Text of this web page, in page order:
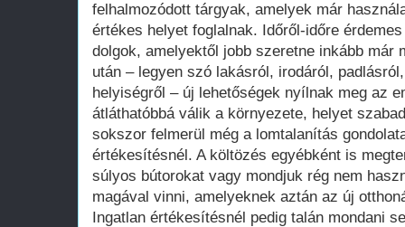
felhalmozódott tárgyak, amelyek már
értékes helyet foglalnak. Időről-időre
dolgok, amelyektől jobb szeretne inkább már
után – legyen szó lakásról, irodáról,
helyiségről – új lehetőségek nyílnak meg az
átláthatóbbá válik a környezete, helyet
sokszor felmerül még a lomtalanítás
értékesítésnél. A költözés egyébként is
súlyos bútorokat vagy mondjuk rég nem
magával vinni, amelyeknek aztán az új
Ingatlan értékesítésnél pedig talán mondani